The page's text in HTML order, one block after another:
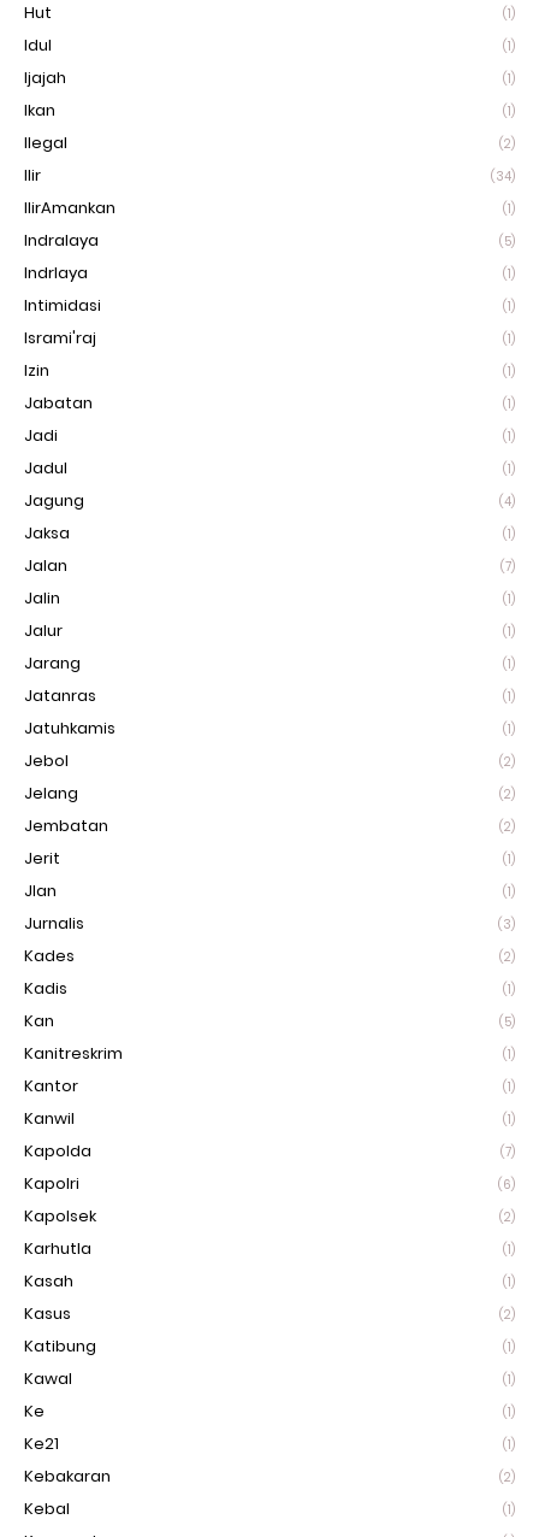
Hut (1)
Idul (1)
Ijajah (1)
Ikan (1)
Ilegal (2)
Ilir (34)
IlirAmankan (1)
Indralaya (5)
Indrlaya (1)
Intimidasi (1)
Isrami'raj (1)
Izin (1)
Jabatan (1)
Jadi (1)
Jadul (1)
Jagung (4)
Jaksa (1)
Jalan (7)
Jalin (1)
Jalur (1)
Jarang (1)
Jatanras (1)
Jatuhkamis (1)
Jebol (2)
Jelang (2)
Jembatan (2)
Jerit (1)
Jlan (1)
Jurnalis (3)
Kades (2)
Kadis (1)
Kan (5)
Kanitreskrim (1)
Kantor (1)
Kanwil (1)
Kapolda (7)
Kapolri (6)
Kapolsek (2)
Karhutla (1)
Kasah (1)
Kasus (2)
Katibung (1)
Kawal (1)
Ke (1)
Ke21 (1)
Kebakaran (2)
Kebal (1)